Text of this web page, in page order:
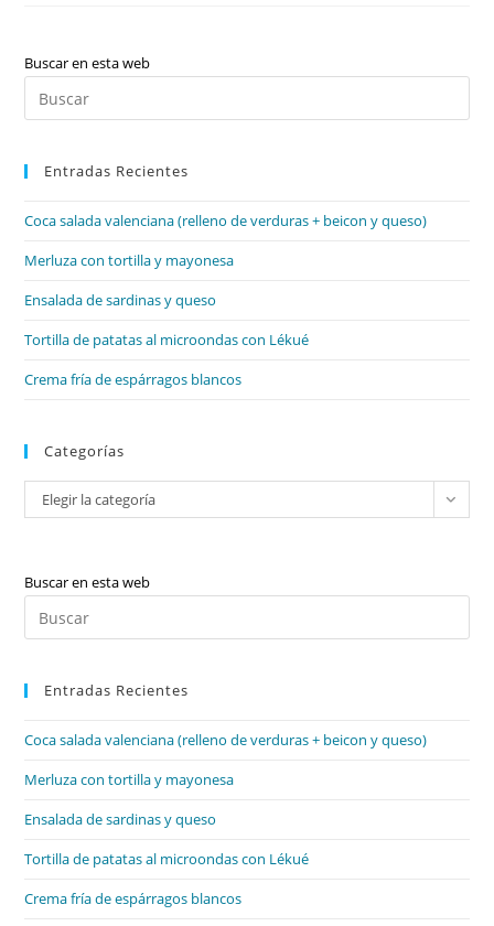
Buscar en esta web
Entradas Recientes
Coca salada valenciana (relleno de verduras + beicon y queso)
Merluza con tortilla y mayonesa
Ensalada de sardinas y queso
Tortilla de patatas al microondas con Lékué
Crema fría de espárragos blancos
Categorías
Categorías
Elegir la categoría
Buscar en esta web
Entradas Recientes
Coca salada valenciana (relleno de verduras + beicon y queso)
Merluza con tortilla y mayonesa
Ensalada de sardinas y queso
Tortilla de patatas al microondas con Lékué
Crema fría de espárragos blancos